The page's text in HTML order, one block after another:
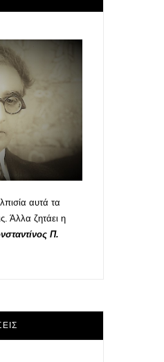
αυτά τα
Άλλα ζητάει η
Π.